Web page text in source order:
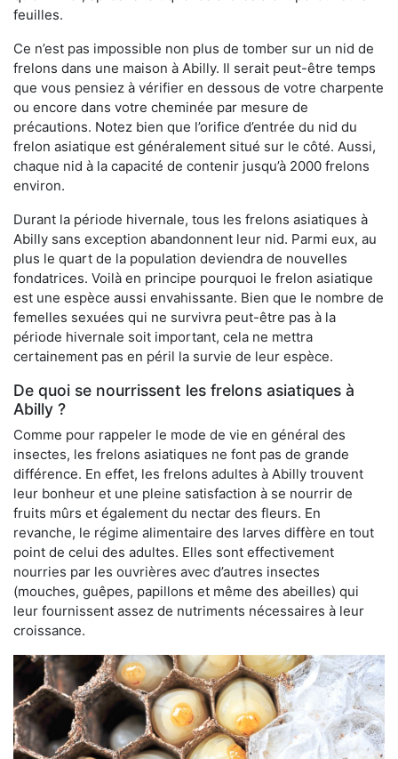
feuilles.
Ce n’est pas impossible non plus de tomber sur un nid de
frelons dans une maison à Abilly. Il serait peut-être temps
que vous pensiez à vérifier en dessous de votre charpente
ou encore dans votre cheminée par mesure de
précautions. Notez bien que l’orifice d’entrée du nid du
frelon asiatique est généralement situé sur le côté. Aussi,
chaque nid à la capacité de contenir jusqu’à 2000 frelons
environ.
Durant la période hivernale, tous les frelons asiatiques à
Abilly sans exception abandonnent leur nid. Parmi eux, au
plus le quart de la population deviendra de nouvelles
fondatrices. Voilà en principe pourquoi le frelon asiatique
est une espèce aussi envahissante. Bien que le nombre de
femelles sexuées qui ne survivra peut-être pas à la
période hivernale soit important, cela ne mettra
certainement pas en péril la survie de leur espèce.
De quoi se nourrissent les frelons asiatiques à
Abilly ?
Comme pour rappeler le mode de vie en général des
insectes, les frelons asiatiques ne font pas de grande
différence. En effet, les frelons adultes à Abilly trouvent
leur bonheur et une pleine satisfaction à se nourrir de
fruits mûrs et également du nectar des fleurs. En
revanche, le régime alimentaire des larves diffère en tout
point de celui des adultes. Elles sont effectivement
nourries par les ouvrières avec d’autres insectes
(mouches, guêpes, papillons et même des abeilles) qui
leur fournissent assez de nutriments nécessaires à leur
croissance.